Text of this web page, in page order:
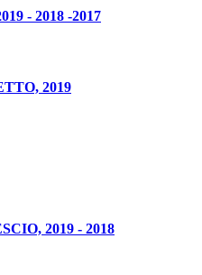
- 2018 -2017
2019
2019 - 2018